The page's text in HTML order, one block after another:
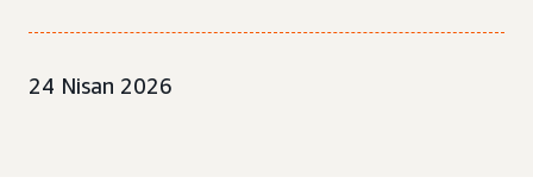
24 Nisan 2026